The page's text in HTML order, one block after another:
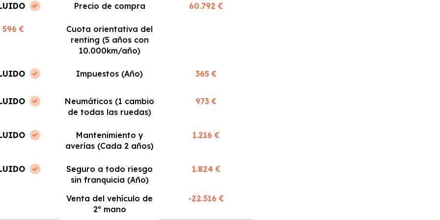
Precio de compra 60.792 €
596 €
Cuota orientativa del
renting (5 años con
10.000km/año)
Impuestos (Año) 365 €
Neumáticos (1 cambio
de todas las ruedas)
973 €
Mantenimiento y
averías (Cada 2 años)
1.216 €
Seguro a todo riesgo
sin franquicia (Año)
1.824 €
Venta del vehículo de
2ª mano
-22.516 €